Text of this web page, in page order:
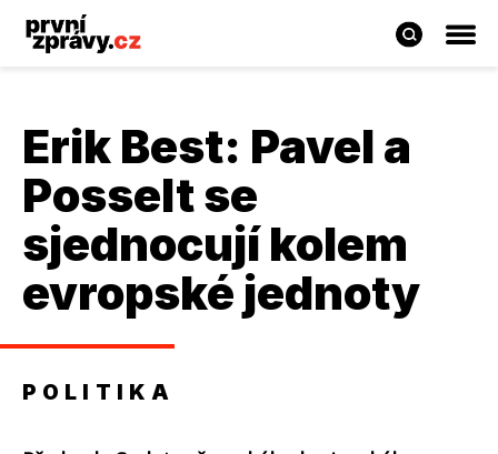
Erik Best: Pavel a
Posselt se
sjednocují kolem
evropské jednoty
POLITIKA